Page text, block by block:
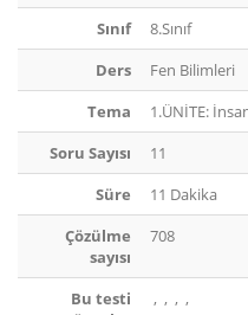
Sınıf
8.Sınıf
Ders
Fen Bilimleri
Tema
1.ÜNİTE:
Soru Sayısı
11
Süre
11 Dakika
Çözülme
sayısı
708
Bu testi
, , , ,